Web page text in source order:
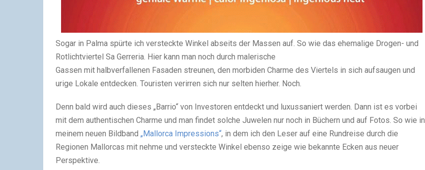
Sogar in Palma spürte ich versteckte Winkel abseits der Massen auf. So wie das ehemalige Drogen- und
Rotlichtviertel Sa Gerreria. Hier kann man noch durch malerische
Gassen mit halbverfallenen Fasaden streunen, den morbiden Charme des Viertels in sich aufsaugen und
urige Lokale entdecken. Touristen verirren sich nur selten hierher. Noch.
Denn bald wird auch dieses „Barrio“ von Investoren entdeckt und luxussaniert werden. Dann ist es vorbei
mit dem authentischen Charme und man findet solche Juwelen nur noch in Büchern und auf Fotos. So wie in
meinem neuen Bildband „Mallorca Impressions“, in dem ich den Leser auf eine Rundreise durch die
Regionen Mallorcas mit nehme und versteckte Winkel ebenso zeige wie bekannte Ecken aus neuer
Perspektive.